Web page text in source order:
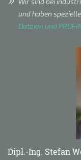
und haben
Dateien und
Dipl.-Ing. Stefan